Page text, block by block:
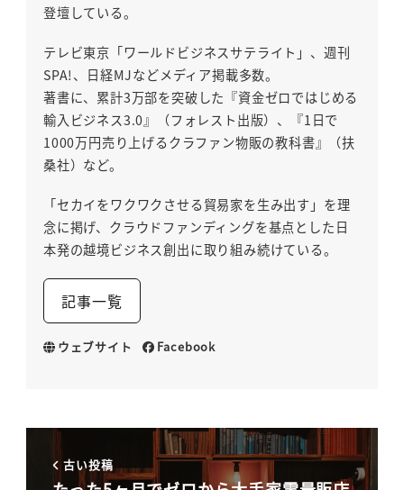
登壇している。
テレビ東京「ワールドビジネスサテライト」、週刊
SPA!、日経MJなどメディア掲載多数。
著書に、累計3万部を突破した『資金ゼロではじめる
輸入ビジネス3.0』（フォレスト出版）、『1日で
1000万円売り上げるクラファン物販の教科書』（扶
桑社）など。
「セカイをワクワクさせる貿易家を生み出す」を理
念に掲げ、クラウドファンディングを基点とした日
本発の越境ビジネス創出に取り組み続けている。
記事一覧
ウェブサイト Facebook
古い投稿